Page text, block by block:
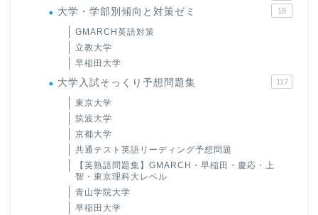
大学・学部別傾向と対策ゼミ 18
GMARCH英語対策
立教大学
早稲田大学
大学入試そっくり予想問題集 117
東京大学
筑波大学
京都大学
共通テスト英語リーディング予想問題
【英熟語問題集】GMARCH・早稲田・慶応・上
智・東京理科大レベル
青山学院大学
早稲田大学